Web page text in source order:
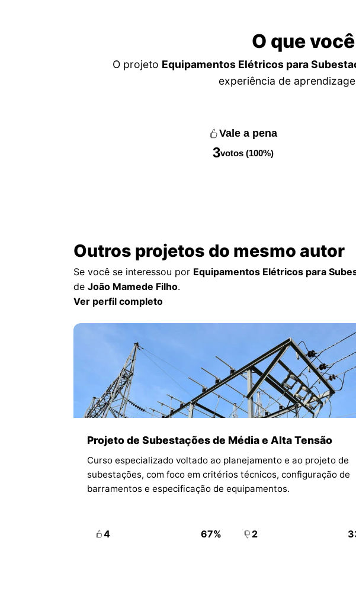
O que
O projeto Equipamentos Elétricos para
experiência de
Vale a pena
3votos (100%)
Outros projetos do mesmo autor
Se você se interessou por Equipamentos Elétricos para
de João Mamede Filho.
Ver perfil completo
Projeto de Subestações de Média e Alta Tensão
Curso especializado voltado ao planejamento e ao projeto de
subestações, com foco em critérios técnicos, configuração de
barramentos e especificação de equipamentos.
4 67% 2